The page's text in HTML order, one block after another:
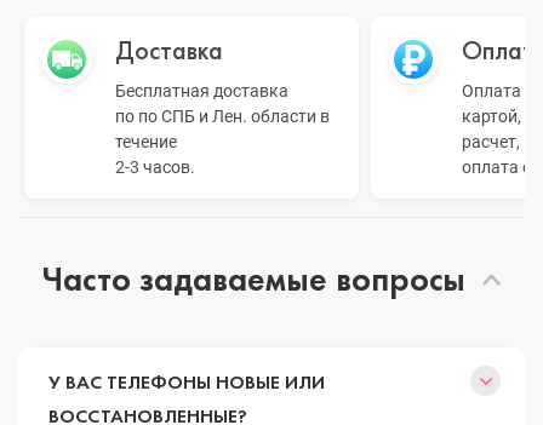
Доставка
Бесплатная доставка
по по СПБ и Лен. области в
течение
2-3 часов.
Оплата
картой,
расчет,
оплата
Часто задаваемые вопросы
У ВАС ТЕЛЕФОНЫ НОВЫЕ ИЛИ
ВОССТАНОВЛЕННЫЕ?